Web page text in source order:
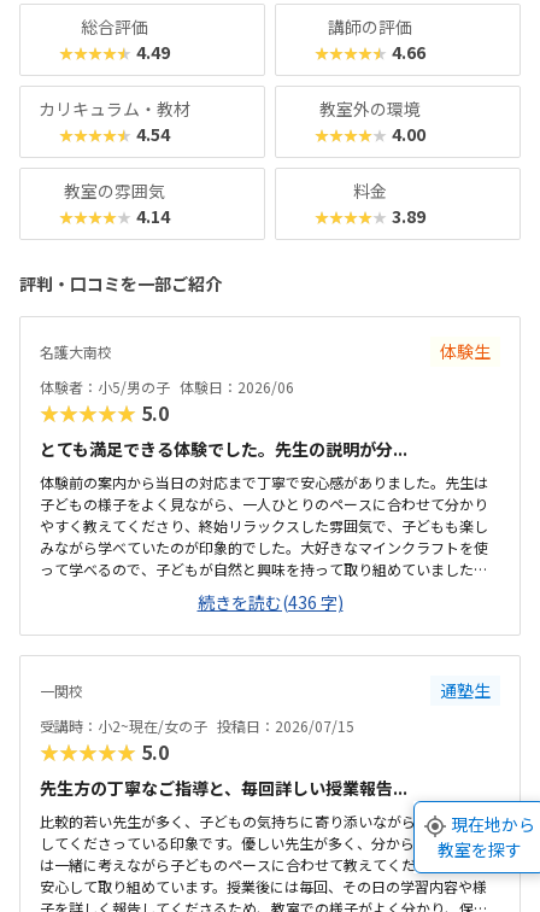
報科目導入など、教育現場でますます重要視される「プログ
ラミング的思考」。コードアドベンチャーなら、お子様が夢
中になれる環境で、将来に直結する力をしっかり育めます。
総合評価
★★★★★ 4.49
講師の評価
★★★★★ 4.66
カリキュラム・教材
★★★★★ 4.54
教室外の環境
★★★★★ 4.00
教室の雰囲気
★★★★★ 4.14
料金
★★★★★ 3.89
評判・口コミを一部ご紹介
名護大南校 体験生
体験者：小5/男の子 体験日：2026/06
★★★★★ 5.0
とても満足できる体験でした。先生の説明が分...
体験前の案内から当日の対応まで丁寧で安心感がありました。先生は
子どもの様子をよく見ながら、一人ひとりのペースに合わせて分かり
やすく教えてくださり、終始リラックスした雰囲気で、子どもも楽し
みながら学べていたのが印象的でした。大好きなマインクラフトを使
って学べるので、子どもが自然と興味を持って取り組めていました。
遊びの延長のような感覚でプログラミングに触れられる内容で、分か
りやすいと感じました。教室の場所も分かりやすく、安心して通えそ
うだと感じました。周辺環境も落ち着いていて、送迎もしやすい印象
でした。アットホームな雰囲気で、広さは大きくなかったですが初め
はありませんが、授業内容やサポートを考えると妥当だと感じまし
た。先生が子どものペースに合わせて丁寧に声を掛けてくださり、安
心して体験できました。子どもも楽しそうに取り組み、積...
続きを読む(436 字)
一関校 通塾生
受講時：小2~現在/女の子 投稿日：2026/07/15
★★★★★ 5.0
先生方の丁寧なご指導と、毎回詳しい授業報告...
比較的若い先生が多く、子どもの気持ちに寄り添いながら柔軟に指導
してくださっている印象です。優しい先生が多く、分からないところ
は一緒に考えながら子どものペースに合わせて教えてくださるので、
安心して取り組めています。授業後には毎回、その日の学習内容や様
子を詳しく報告してくださるため、教室での様子がよく分かり、保護
現在地から
教室を探す